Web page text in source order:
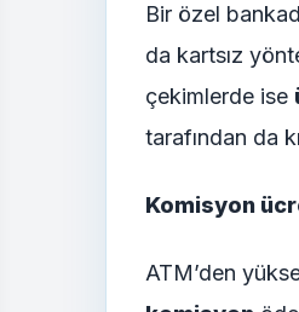
Bir özel
da kartsız
çekimlerde ise
tarafından da
Komisyon
ATM’den